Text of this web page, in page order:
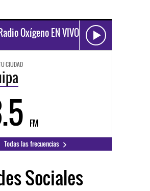
Oxígeno EN VIVO
CIUDAD
FM
Todas las frecuencias
Sociales